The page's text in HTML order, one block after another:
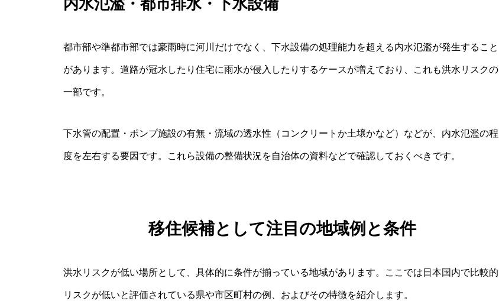
都市部や準都市部では豪雨時に河川だけでなく、下水設備の処理能力を超える内水氾濫が発生すること
があります。道路が冠水したり住宅に雨水が侵入したりするケースが増えており、これも洪水リスクの
一部です。
下水管の配置・ポンプ施設の有無・流域の透水性（コンクリートか土壌かなど）などが、内水氾濫の程
度を左右する要因です。これら設備の整備状況を自治体の資料などで確認しておくべきです。
移住候補として注目の地域例と条件
洪水リスクが低い場所として、具体的に条件が揃っている地域があります。ここでは日本国内で比較的
リスクが低いと評価されている県や市区町村の例、およびその特徴を紹介します。